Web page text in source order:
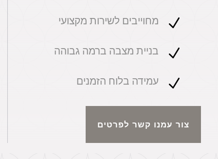
N מחוייבים לשירות מקצועי
N בניית מצבה ברמה גבוהה
N עמידה בלוח הזמנים
צור עמנו קשר לפרטים